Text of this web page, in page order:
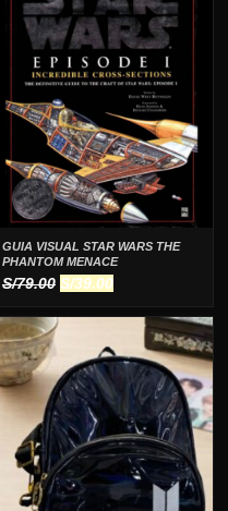
GUIA VISUAL STAR WARS THE
PHANTOM MENACE
S/79.00 El
S/79.00.
S/39.00El
actual
es:
S/39.00.